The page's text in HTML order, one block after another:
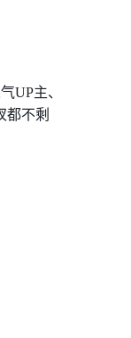
UP主、
都不剩